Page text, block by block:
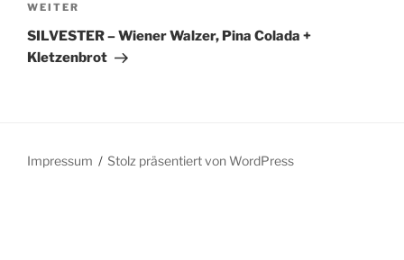
Nächster
Beitrag
WEITER
SILVESTER – Wiener Walzer, Pina Colada +
Kletzenbrot
Impressum Stolz präsentiert von WordPress